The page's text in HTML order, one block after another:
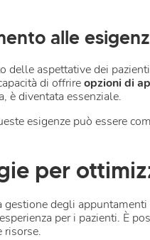
alle
delle aspettative dei
di offrireopzioni di
è diventata essenziale.
esigenze può essere
per
gestione degli
per i pazienti. È
risorse.